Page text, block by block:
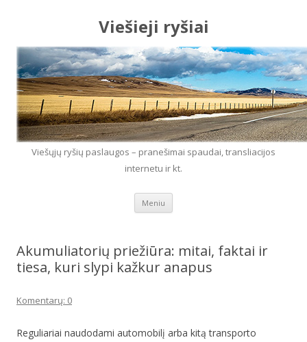
Viešieji ryšiai
Viešųjų ryšių paslaugos – pranešimai spaudai, transliacijos
internetu ir kt.
Meniu
Akumuliatorių priežiūra: mitai, faktai ir
tiesa, kuri slypi kažkur anapus
Komentarų: 0
Reguliariai naudodami automobilį arba kitą transporto